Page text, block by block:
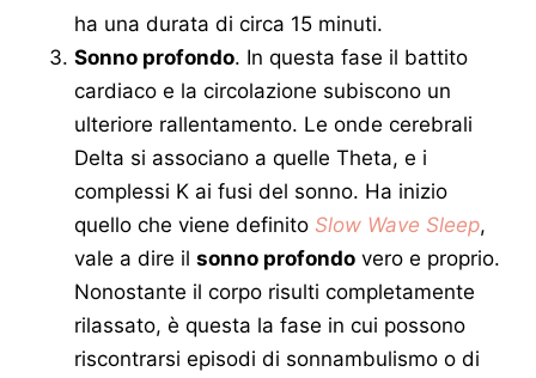
ha una durata di circa 15 minuti.
Sonno profondo. In questa fase il battito
cardiaco e la circolazione subiscono un
ulteriore rallentamento. Le onde cerebrali
Delta si associano a quelle Theta, e i
complessi K ai fusi del sonno. Ha inizio
quello che viene definito Slow Wave Sleep,
vale a dire il sonno profondo vero e proprio.
Nonostante il corpo risulti completamente
rilassato, è questa la fase in cui possono
riscontrarsi episodi di sonnambulismo o di